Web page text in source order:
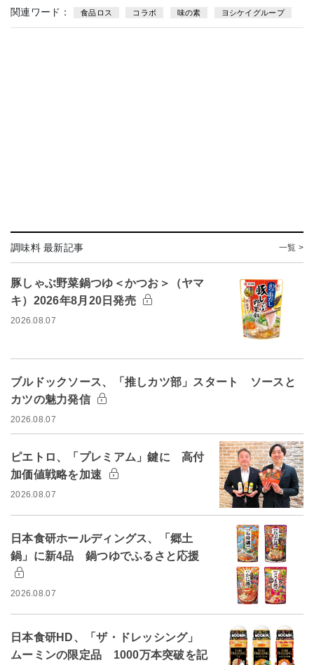
関連ワード： 食品ロス コラボ 味の素 ヨシケイグループ
調味料 最新記事 一覧 >
豚しゃぶ野菜鍋つゆ＜かつお＞（ヤマ
キ）2026年8月20日発売
2026.08.07
ブルドックソース、「推しカツ部」スタート ソースと
カツの魅力発信
2026.08.07
ピエトロ、「プレミアム」鍵に 高付
加価値戦略を加速
2026.08.07
日本食研ホールディングス、「郷土
鍋」に新4品 鍋つゆでふるさと応援
2026.08.07
日本食研HD、「ザ・ドレッシング」
ムーミンの限定品 1000万本突破を記